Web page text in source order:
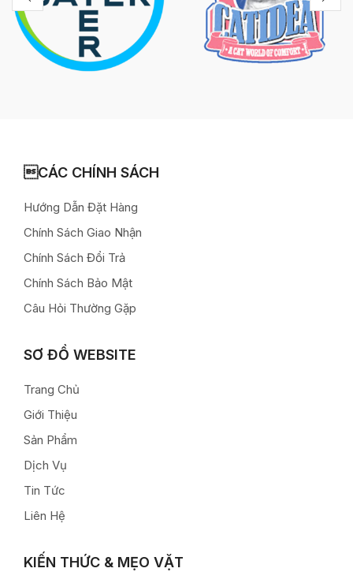
CÁC CHÍNH SÁCH
Hướng Dẫn Đặt Hàng
Chính Sách Giao Nhận
Chính Sách Đổi Trả
Chính Sách Bảo Mật
Câu Hỏi Thường Gặp
SƠ ĐỒ WEBSITE
Trang Chủ
Giới Thiệu
Sản Phẩm
Dịch Vụ
Tin Tức
Liên Hệ
KIẾN THỨC & MẸO VẶT